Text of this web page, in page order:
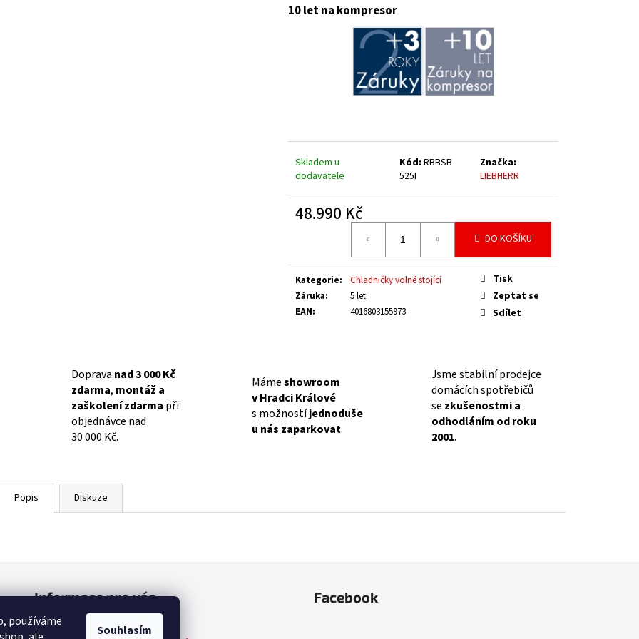
používáme
Souhlasím
10 let na kompresor
Skladem u
dodavatele
Kód: RBBSB
525I
Značka:
LIEBHERR
48.990 Kč
DO KOŠÍKU
Kategorie:
Chladničky volně stojící
Záruka:
5 let
EAN: 4016803155973
Tisk
Zeptat se
Sdílet
M
Doprava nad 3 000 Kč
zdarma, montáž a
zaškolení zdarma při
objednávce nad
30 000 Kč.
Mámeshowroom
v Hradci Králové
s možnostíjednoduše
u nás zaparkovat.
Jsme stabilní prodejce
domácích spotřebičů
se zkušenostmi a
odhodláním od roku
2001.
Popis Diskuze
Informace pro vás
Obchodní podmínky
Facebook